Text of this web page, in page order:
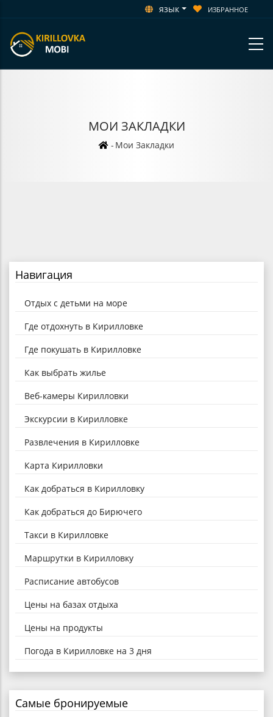
язык ИЗБРАННОЕ
МОИ ЗАКЛАДКИ
Строка
- Мои Закладки
Навигация
Отдых с детьми на море
Где отдохнуть в Кирилловке
Где покушать в Кирилловке
Как выбрать жилье
Веб-камеры Кирилловки
Экскурсии в Кирилловке
Развлечения в Кирилловке
Карта Кирилловки
Как добраться в Кирилловку
Как добраться до Бирючего
Такси в Кирилловке
Маршрутки в Кирилловку
Расписание автобусов
Цены на базах отдыха
Цены на продукты
Погода в Кирилловке на 3 дня
Самые бронируемые